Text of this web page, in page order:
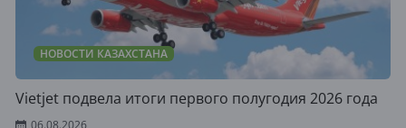
НОВОСТИ КАЗАХСТАНА
Vietjet подвела итоги первого полугодия 2026 года
06.08.2026